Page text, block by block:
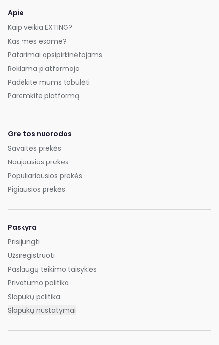
Apie
Kaip veikia EXTING?
Kas mes esame?
Patarimai apsipirkinėtojams
Reklama platformoje
Padėkite mums tobulėti
Paremkite platformą
Greitos nuorodos
Savaitės prekės
Naujausios prekės
Populiariausios prekės
Pigiausios prekės
Paskyra
Prisijungti
Užsiregistruoti
Paslaugų teikimo taisyklės
Privatumo politika
Slapukų politika
Slapukų nustatymai